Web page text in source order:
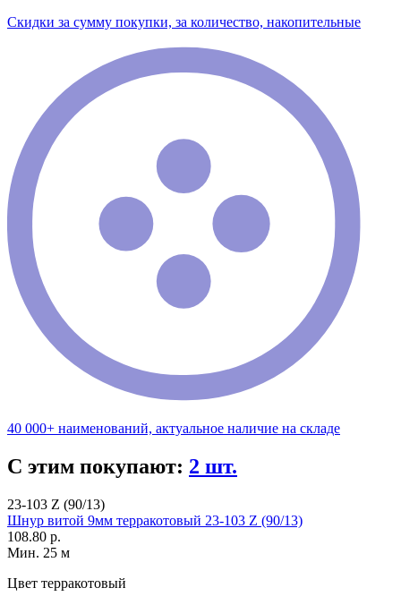
Скидки за сумму покупки, за количество, накопительные
40 000+ наименований, актуальное наличие на складе
С этим покупают: 2 шт.
23-103 Z (90/13)
Шнур витой 9мм терракотовый 23-103 Z (90/13)
108.80 р.
Мин. 25 м
Цвет терракотовый